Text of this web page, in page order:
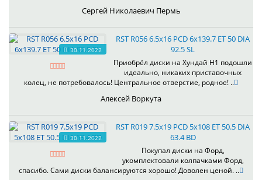
Сергей Николаевич Пермь
30.11.2022
RST R056 6.5x16 PCD 6x139.7 ET 50 DIA
92.5 SL
Приобрёл диски на Хундай H1 подошли
идеально, никаких приставочных
колец, не потребовалось! Центральное отверстие, родное! ..
Алексей Воркута
30.11.2022
RST R019 7.5x19 PCD 5x108 ET 50.5 DIA
63.4 BD
Покупал диски на Форд,
укомплектовали колпачками Форд,
спасибо. Сами диски балансируются хорошо! Доволен ценой. ..